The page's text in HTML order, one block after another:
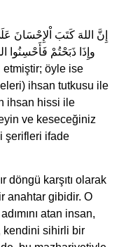
إِنَّ اللهَ كَتَبَ اْلإِحْسَانَ
وإِذَا ذَبَحْتُمْ فَأَحْسِنُوا
etmiştir; öyle ise
ihsan tutkusu ile
ihsan hissi ile
ve keseceğiniz
i şerifleri ifade
döngü karşıtı olarak
anahtar gibidir. O
atan insan,
kendini sihirli bir